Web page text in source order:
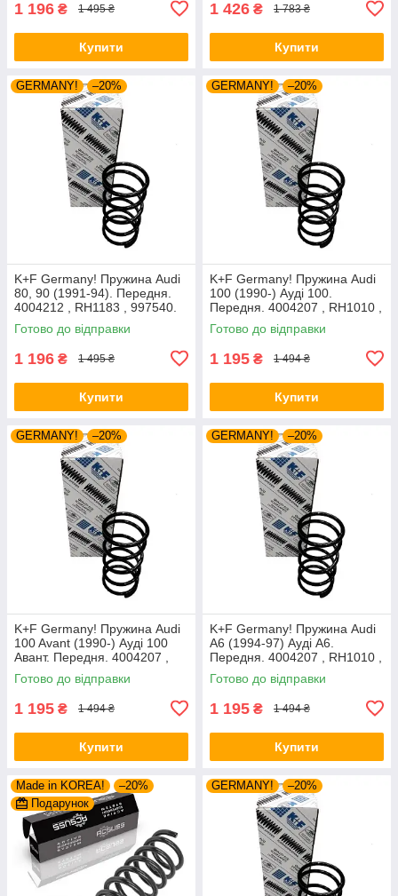
1 196 ₴ 1 495 ₴
Купити
1 426 ₴ 1 783 ₴
Купити
GERMANY! –20%
K+F Germany! Пружина Audi
80, 90 (1991-94). Передня.
4004212 , RH1183 , 997540.
К+Ф Німеччина
Готово до відправки
1 196 ₴ 1 495 ₴
Купити
GERMANY! –20%
K+F Germany! Пружина Audi
100 (1990-) Ауді 100.
Передня. 4004207 , RH1010 ,
997224. К+Ф Німеччина
Готово до відправки
1 195 ₴ 1 494 ₴
Купити
GERMANY! –20%
K+F Germany! Пружина Audi
100 Avant (1990-) Ауді 100
Авант. Передня. 4004207 ,
RH1010 , 997224. К+Ф
Німеччина
Готово до відправки
1 195 ₴ 1 494 ₴
Купити
GERMANY! –20%
K+F Germany! Пружина Audi
A6 (1994-97) Ауді А6.
Передня. 4004207 , RH1010 ,
997224. К+Ф Німеччина
Готово до відправки
1 195 ₴ 1 494 ₴
Купити
Made in KOREA!
–20%
Подарунок
GERMANY! –20%